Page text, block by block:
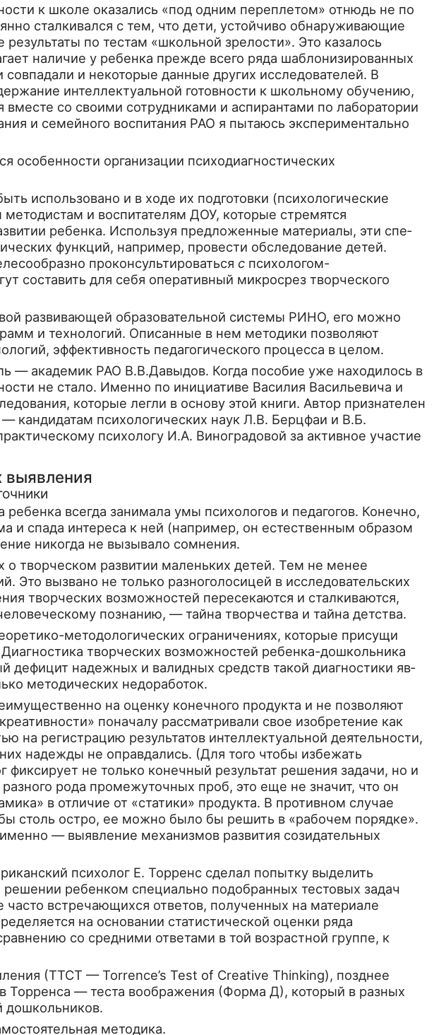
к школе оказались «под одним переплетом» отнюдь не по
сталкивался с тем, что дети, устойчиво обнаруживающие
по тестам «школьной зрелости». Это казалось
наличие у ребенка прежде всего ряда шаблонизированных
и некото­рые данные других исследователей. В
интеллектуальной готовности к школьному обучению,
со своими сотрудниками и аспи­рантами по лаборатории
и семейного воспитания РАО я пытаюсь экспериментально
особенности организации психодиаг­ностических
использовано и в ходе их подго­товки (психологические
и воспитателям ДОУ, которые стремятся
ребенка. Используя предложенные материалы, эти спе­
функций, например, провести об­следование детей.
проконсуль­тироваться с психологом-
составить для себя оперативный микросрез творческого
развивающей образовательной сис­темы РИНО, его можно
и техноло­гий. Описанные в нем методики позволяют
эффективность педагогического процесса в целом.
— академик РАО В.В.Давыдов. Когда пособие уже находилось в
не стало. Имен­но по инициативе Василия Васильевича и
которые легли в основу этой книги. Автор при­знателен
кандидатам психологических наук Л.В. Берцфаи и В.Б.
пси­хологу И.А. Виноградовой за активное участие
выявления
всегда занимала умы психологов и педагогов. Конечно,
и спада интереса к ней (например, он естественным образом
никогда не вызывало сомнения.
творческом развитии маленьких де­тей. Тем не менее
Это вызвано не толь­ко разноголосицей в исследовательских
творческих возможностей пересекаются и сталкиваются,
познанию, — тайна творче­ства и тайна детства.
методологических ограничениях, которые присущи
творческих возможностей ребенка-дошкольника
де­фицит надежных и валидных средств такой диагностики яв­
методических недоработок.
на оценку конечного продукта и не позволяют
понача­лу рассматривали свое изобретение как
на регистрацию результатов интеллектуальной деятельности,
надежды не оправдались. (Для того что­бы избежать
не только конеч­ный результат решения задачи, но и
рода промежуточных проб, это еще не значит, что он
в отличие от «статики» продукта. В против­ном случае
столь остро, ее можно было бы решить в «рабочем порядке».
— выявление механизмов развития созидательных
психолог Е. Торренс сде­лал попытку выделить
ребенком специально подобранных тестовых задач
встречающихся ответов, полученных на материале
на основании статистической оценки ряда
со средними ответами в той возра­стной группе, к
(ТТСТ — Torrence’s Test of Creative Thinking), позднее
Торренса — теста вообра­жения (Форма Д), который в разных
дош­кольников.
методика.